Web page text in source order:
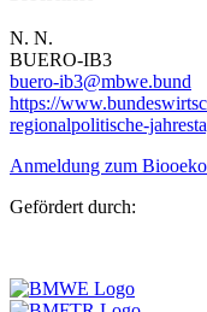
N. N.
BUERO-IB3
buero-ib3@mbwe.bund
https://
regionalpolitische-
Anmeldung zum
Gefördert durch: